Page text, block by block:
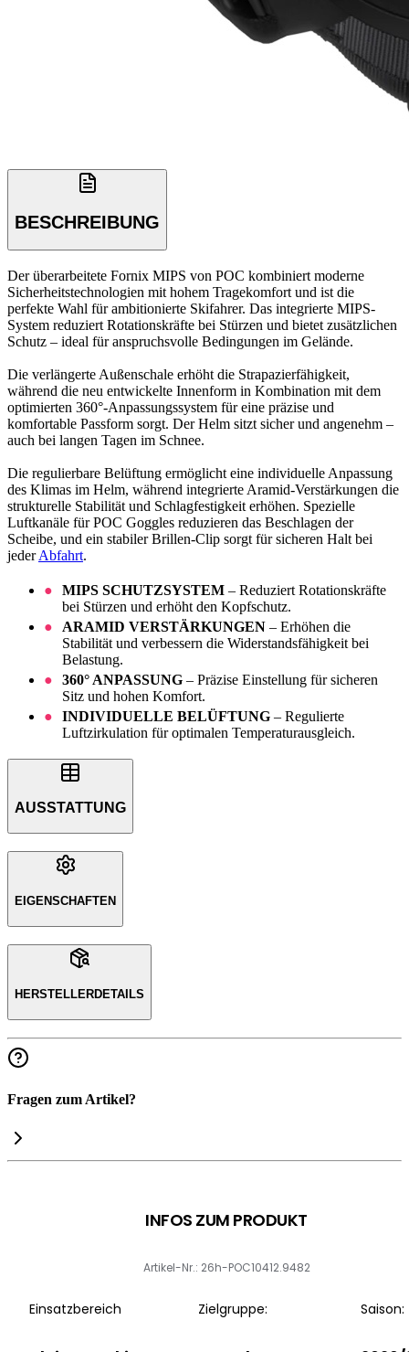
BESCHREIBUNG
Der überarbeitete Fornix MIPS von POC kombiniert moderne
Sicherheitstechnologien mit hohem Tragekomfort und ist die
perfekte Wahl für ambitionierte Skifahrer. Das integrierte MIPS-
System reduziert Rotationskräfte bei Stürzen und bietet zusätzlichen
Schutz – ideal für anspruchsvolle Bedingungen im Gelände.
Die verlängerte Außenschale erhöht die Strapazierfähigkeit,
während die neu entwickelte Innenform in Kombination mit dem
optimierten 360°-Anpassungssystem für eine präzise und
komfortable Passform sorgt. Der Helm sitzt sicher und angenehm –
auch bei langen Tagen im Schnee.
Die regulierbare Belüftung ermöglicht eine individuelle Anpassung
des Klimas im Helm, während integrierte Aramid-Verstärkungen die
strukturelle Stabilität und Schlagfestigkeit erhöhen. Spezielle
Luftkanäle für POC Goggles reduzieren das Beschlagen der
Scheibe, und ein stabiler Brillen-Clip sorgt für sicheren Halt bei
jederAbfahrt.
MIPS SCHUTZSYSTEM – Reduziert Rotationskräfte
bei Stürzen und erhöht den Kopfschutz.
ARAMID VERSTÄRKUNGEN – Erhöhen die
Stabilität und verbessern die Widerstandsfähigkeit bei
Belastung.
360° ANPASSUNG – Präzise Einstellung für sicheren
Sitz und hohen Komfort.
INDIVIDUELLE BELÜFTUNG – Regulierte
Luftzirkulation für optimalen Temperaturausgleich.
AUSSTATTUNG
EIGENSCHAFTEN
HERSTELLERDETAILS
Fragen zum Artikel?
INFOS ZUM PRODUKT
Artikel-Nr.: 26h-POC10412.9482
Einsatzbereich Zielgruppe: Saison: